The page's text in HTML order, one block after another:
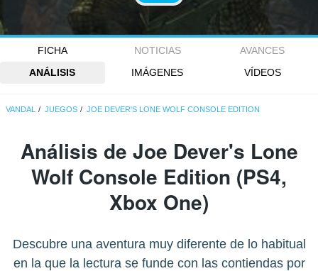
FICHA NOTICIAS
AVANCES
ANÁLISIS
IMÁGENES VÍDEOS
VANDAL JUEGOS JOE DEVER'S LONE WOLF CONSOLE EDITION
Análisis de Joe Dever's Lone
Wolf Console Edition (PS4,
Xbox One)
Descubre una aventura muy diferente de lo habitual
en la que la lectura se funde con las contiendas por